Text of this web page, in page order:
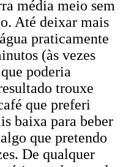
média meio sem
Até deixar mais
praticamente
(às vezes
poderia
trouxe
que preferi
baixa para beber
que pretendo
De qualquer